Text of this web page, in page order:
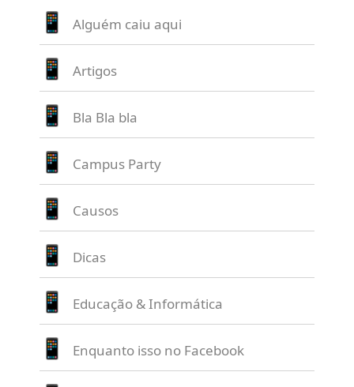
Alguém caiu aqui
Artigos
Bla Bla bla
Campus Party
Causos
Dicas
Educação & Informática
Enquanto isso no Facebook